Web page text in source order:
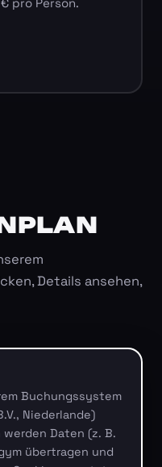
Details ansehen,
Buchungssystem
Niederlande)
Daten (z. B.
übertragen und